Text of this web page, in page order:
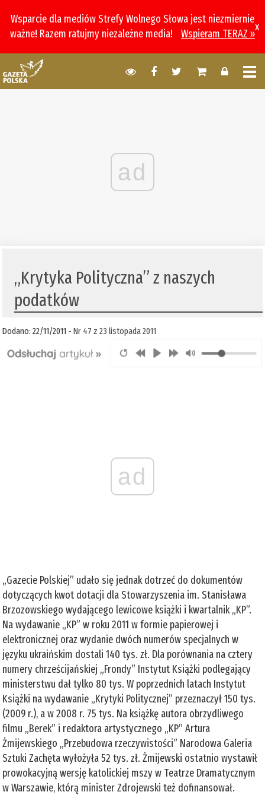
Wsparcie dla mediów Strefy Wolnego Słowa jest niezmiernie
ważne! Razem ratujmy niezależne media!
Wspieram TERAZ »
x
ad
„Krytyka Polityczna” z naszych
podatków
Dodano: 22/11/2011 -Nr 47 z 23 listopada 2011
ad
„Gazecie Polskiej” udało się jednak dotrzeć do dokumentów
dotyczących kwot dotacji dla Stowarzyszenia im. Stanisława
Brzozowskiego wydającego lewicowe książki i kwartalnik „KP”.
Na wydawanie „KP” w roku 2011 w formie papierowej i
elektronicznej oraz wydanie dwóch numerów specjalnych w
języku ukraińskim dostali 140 tys. zł. Dla porównania na cztery
numery chrześcijańskiej „Frondy” Instytut Książki podlegający
ministerstwu dał tylko 80 tys. W poprzednich latach Instytut
Książki na wydawanie „Krytyki Politycznej” przeznaczył 150 tys.
(2009 r.), a w 2008 r. 75 tys. Na książkę autora obrzydliwego
filmu „Berek” i redaktora artystycznego „KP” Artura
Żmijewskiego „Przebudowa rzeczywistości” Narodowa Galeria
Sztuki Zachęta wyłożyła 52 tys. zł. Żmijewski ostatnio wystawił
prowokacyjną wersję katolickiej mszy w Teatrze Dramatycznym
w Warszawie, którą minister Zdrojewski też dofinansował.